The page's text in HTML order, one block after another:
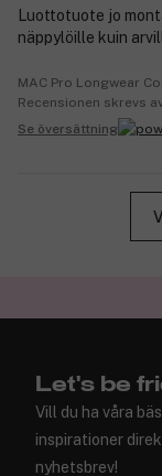
Luottotuote jo
näppylöille kuin
MAC Pro Longwear
Recensionen skrevs
Se översättning
Let's be
Vill du ha våra
inspirationer
nyhetsbrev!